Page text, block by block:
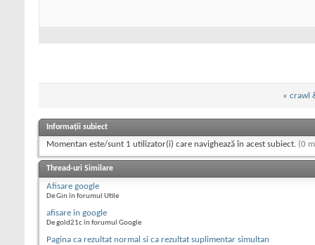
« crawl
Informații subiect
Momentan este/sunt 1 utilizator(i) care navighează în acest subiect. (0
Thread-uri Similare
Afisare google
De Gin în forumul Utile
afisare in google
De gold21c în forumul Google
Pagina ca rezultat normal si ca rezultat suplimentar simultan